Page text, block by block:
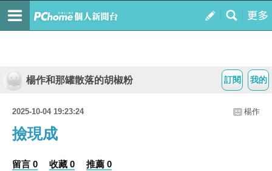
我的
訂閱
楊作和那罐散落的胡椒粉
2025-10-04 19:23:24 楊作
撿現成
留言 0 收藏 0 推薦 0